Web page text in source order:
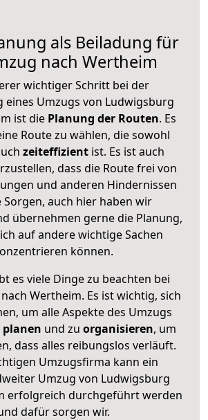
als Beiladung für
nach Wertheim
wichtiger Schritt bei der
eines Umzugs von Ludwigsburg
ist diePlanung der Routen. Es
Route zu wählen, die sowohl
zeiteffizientist. Es ist auch
dass die Route frei von
und anderen Hindernissen
Sorgen, auch hier haben wir
übernehmen gerne die Planung,
auf andere wichtige Sachen
können.
es viele Dinge zu beachten bei
Wertheim. Es ist wichtig, sich
um alle Aspekte des Umzugs
planen und zu organisieren, um
dass alles reibungslos verläuft.
Umzugsfirma kann ein
Umzug von Ludwigsburg
erfolgreich durchgeführt werden
dafür sorgen wir.